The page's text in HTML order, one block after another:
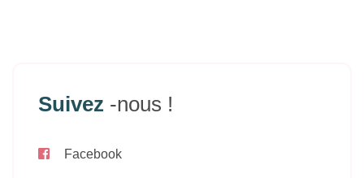
Suivez -nous !
Facebook